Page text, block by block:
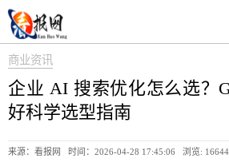
商业资讯
企业 AI 搜索优化怎么选？
好科学选型指南
来源：看报网 时间：2026-04-28 17:45:06 浏览: